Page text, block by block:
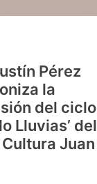
Pérez
la
del ciclo
Lluvias’ del
Juan